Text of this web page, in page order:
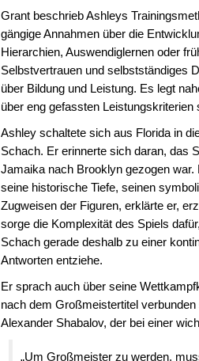
Grant beschrieb Ashleys
gängige Annahmen über die
Hierarchien, Auswendiglernen oder
Selbstvertrauen und selbstständiges
über Bildung und Leistung. Es legt
über eng gefassten Leistungskriterien
Ashley schaltete sich aus Florida in
Schach. Er erinnerte sich daran, das
Jamaika nach Brooklyn gezogen
seine historische Tiefe, seinen
Zugweisen der Figuren, erklärte er,
sorge die Komplexität des Spiels
Schach gerade deshalb zu einer
Antworten entziehe.
Er sprach auch über seine
nach dem Großmeistertitel
Alexander Shabalov, der bei einer
„Um Großmeister zu werden,